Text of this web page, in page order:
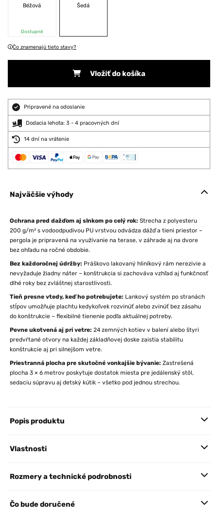
Béžová
Dostupné
Šedá
Čo znamenajú tieto stavy?
Vložiť do košíka
Pripravené na odoslanie
Dodacia lehota: 3 - 4 pracovných dní
14 dní na vrátenie
Najväčšie výhody
Ochrana pred dažďom aj slnkom po celý rok: Strecha z polyesteru
200 g/m² s vodoodpudivou PU vrstvou odvádza dážď a tieni priestor –
pergola je pripravená na využívanie na terase, v záhrade aj na dvore
bez ohľadu na ročné obdobie.
Bez každoročnej údržby: Práškovo lakovaný hliníkový rám nerezivie a
nevyžaduje žiadny náter – konštrukcia si zachováva vzhľad aj funkčnosť
dlhé roky bez zvláštnej starostlivosti.
Tieň presne vtedy, keď ho potrebujete: Lankový systém po stranách
stĺpov umožňuje plachtu kedykoľvek rozvinúť alebo zvinúť bez zásahu
do konštrukcie – flexibilné tienenie podľa aktuálnej potreby.
Pevne ukotvená aj pri vetre: 24 zemných kotiev v balení alebo štyri
predvŕtané otvory na každej základňovej doske zaistia stabilitu
konštrukcie aj pri silnejšom vetre.
Priestranná plocha pre skutočné vonkajšie bývanie: Zastrešená
plocha 3 × 6 metrov poskytuje dostatok miesta pre jedálenský stôl,
sedaciu súpravu aj detský kútik – všetko pod jednou strechou.
Popis produktu
Vlastnosti
Rozmery a technické podrobnosti
Čo bude doručené